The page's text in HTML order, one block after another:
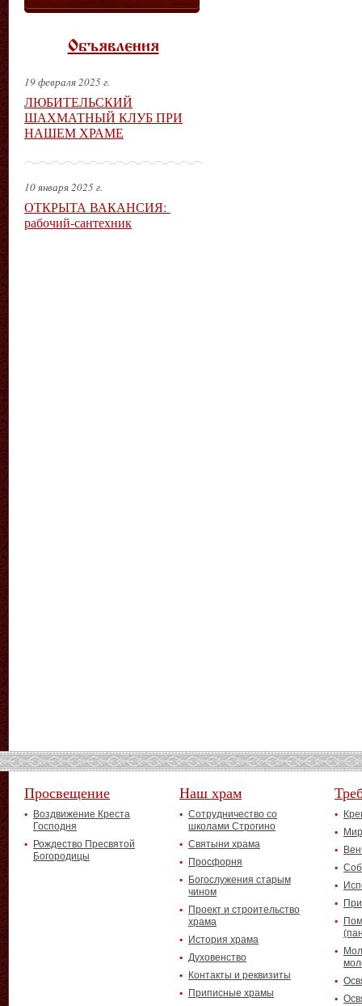
Объявления
19 февраля 2025 г.
ЛЮБИТЕЛЬСКИЙ
ШАХМАТНЫЙ КЛУБ ПРИ
НАШЕМ ХРАМЕ
10 января 2025 г.
ОТКРЫТА ВАКАНСИЯ:
рабочий-сантехник
Просвещение
Воздвижение Креста
Господня
Рождество Пресвятой
Богородицы
Наш храм
Сотрудничество со
школами Строгино
Святыни храма
Просфорня
Богослужения старым
чином
Проект и строительство
храма
История храма
Духовенство
Контакты и реквизиты
Приписные храмы